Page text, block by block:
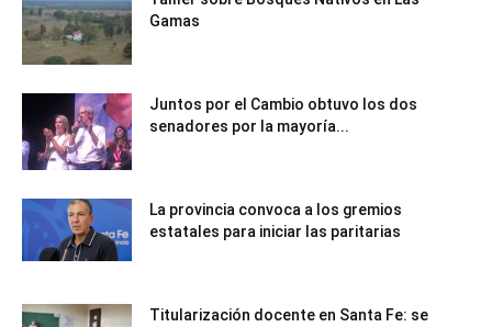
Gamas
Juntos por el Cambio obtuvo los dos
senadores por la mayoría...
La provincia convoca a los gremios
estatales para iniciar las paritarias
Titularización docente en Santa Fe: se